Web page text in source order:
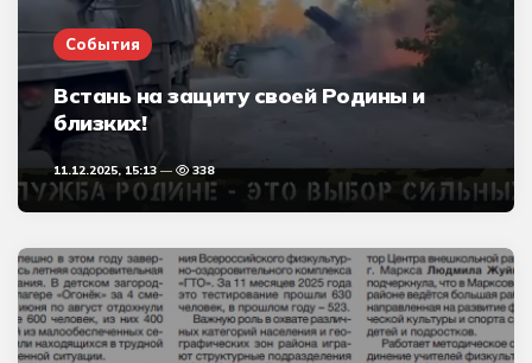
События
Встань на защиту своей Родины и
близких!
11.12.2025, 15:13 338